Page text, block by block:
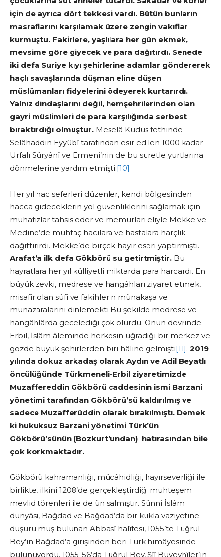
için de ayrıca dört tekkesi vardı. Bütün bunların
masraflarını karşılamak üzere zengin vakıflar
kurmuştu. Fakirlere, yaşlılara her gün ekmek,
mevsime göre giyecek ve para dağıtırdı. Senede
iki defa Suriye kıyı şehirlerine adamlar göndererek
haçlı savaşlarında düşman eline düşen
müslümanları fidyelerini ödeyerek kurtarırdı.
Yalnız dindaşlarını değil, hemşehrilerinden olan
gayri müslimleri de para karşılığında serbest
bıraktırdığı olmuştur. Meselâ Kudüs fethinde
Selâhaddin Eyyûbî tarafından esir edilen 1000 kadar
Urfalı Süryânî ve Ermeni’nin de bu suretle yurtlarına
dönmelerine yardım etmişti.[10]
Her yıl hac seferleri düzenler, kendi bölgesinden
hacca gideceklerin yol güvenliklerini sağlamak için
muhafızlar tahsis eder ve memurları eliyle Mekke ve
Medine’de muhtaç hacılara ve hastalara harçlık
dağıttırırdı. Mekke’de birçok hayır eseri yaptırmıştı.
Arafat’a ilk defa Gökbörü su getirtmiştir. Bu
hayratlara her yıl külliyetli miktarda para harcardı. En
büyük zevki, medrese ve hangâhları ziyaret etmek,
misafir olan sûfi ve fakihlerin münakaşa ve
münazaralarını dinlemekti Bu şekilde medrese ve
hangâhlârda gecelediği çok olurdu. Onun devrinde
Erbil, İslâm âleminde herkesin uğradığı bir merkez ve
gözde büyük şehirlerden biri hâline gelmişti[11]. 2019
yılında dokuz arkadaş olarak Aydın ve Adil Beyatlı
öncülüğünde Türkmeneli-Erbil ziyaretimizde
Muzaffereddin Gökbörü caddesinin ismi Barzani
yönetimi tarafından Gökbörü’sü kaldırılmış ve
sadece Muzafferüddin olarak bırakılmıştı. Demek
ki hukuksuz Barzani yönetimi Türk’ün
Gökbörü’sünün (Bozkurt’undan) hatırasından bile
çok korkmaktadır.
Gökbörü kahramanlığı, mücâhidliği, hayırseverliği ile
birlikte, ilkini 1208’de gerçekleştirdiği muhteşem
mevlid törenleri ile de ün salmıştır. Sünni İslâm
dünyâsı, Bağdad ve Bağdad’da bir kukla vaziyetine
düşürülmüş bulunan Abbasî halîfesi, 1055’te Tuğrul
Bey’in Bağdad’a girişinden beri Türk himâyesinde
bulunuyordu. 1055-56’da Tuğrul Bey, Şîî Büveyhîler’in